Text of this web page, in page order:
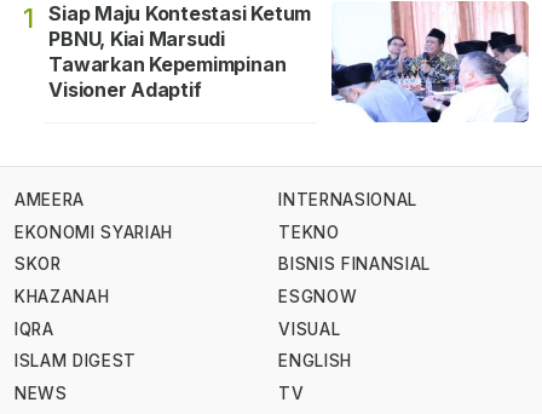
1
Siap Maju Kontestasi Ketum
PBNU, Kiai Marsudi
Tawarkan Kepemimpinan
Visioner Adaptif
AMEERA
EKONOMI SYARIAH
SKOR
KHAZANAH
IQRA
ISLAM DIGEST
NEWS
INTERNASIONAL
TEKNO
BISNIS FINANSIAL
ESGNOW
VISUAL
ENGLISH
TV